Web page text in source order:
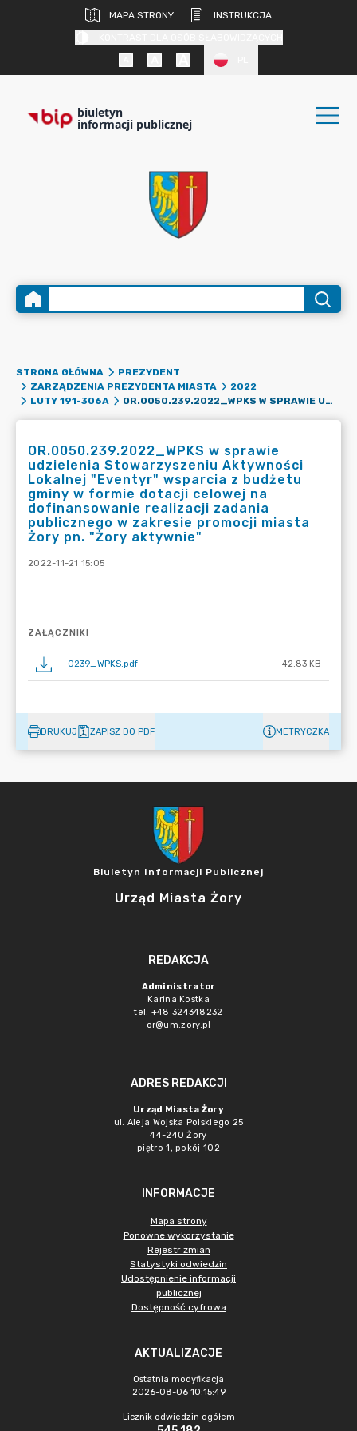
MAPA STRONY
INSTRUKCJA
biuletyn
informacji publicznej
STRONA GŁÓWNA
PREZYDENT
ZARZĄDZENIA PREZYDENTA MIASTA
2022
LUTY 191-306A
OR.0050.239.2022_WPKS W SPRAWIE UDZIELENIA STOWARZYSZENIU AKTYWNOŚCI LOKALNEJ "EVENTYR" WSPARCIA Z BUDŻETU GMINY W FORMIE DOTACJI CELOWEJ NA DOFINANSOWANIE REALIZACJI ZADANIA PUBLICZNEGO W ZAKRESIE PROMOCJI MIASTA ŻORY PN. "ŻORY AKTYWNIE"
OR.0050.239.2022_WPKS w sprawie
udzielenia Stowarzyszeniu Aktywności
Lokalnej "Eventyr" wsparcia z budżetu
gminy w formie dotacji celowej na
dofinansowanie realizacji zadania
publicznego w zakresie promocji miasta
Żory pn. "Żory aktywnie"
2022-11-21 15:05
ZAŁĄCZNIKI
0239_WPKS.pdf 42.83 KB
DRUKUJ ZAPISZ DO PDF METRYCZKA
Biuletyn Informacji Publicznej
Urząd Miasta Żory
REDAKCJA
Administrator
Karina Kostka
tel. +48 324348232
or@um.zory.pl
ADRES REDAKCJI
Urząd Miasta Żory
ul. Aleja Wojska Polskiego 25
44-240 Żory
piętro 1, pokój 102
INFORMACJE
Mapa strony
Ponowne wykorzystanie
Rejestr zmian
Statystyki odwiedzin
Udostępnienie informacji
publicznej
Dostępność cyfrowa
AKTUALIZACJE
Ostatnia modyfikacja
2026-08-06 10:15:49
Licznik odwiedzin ogółem